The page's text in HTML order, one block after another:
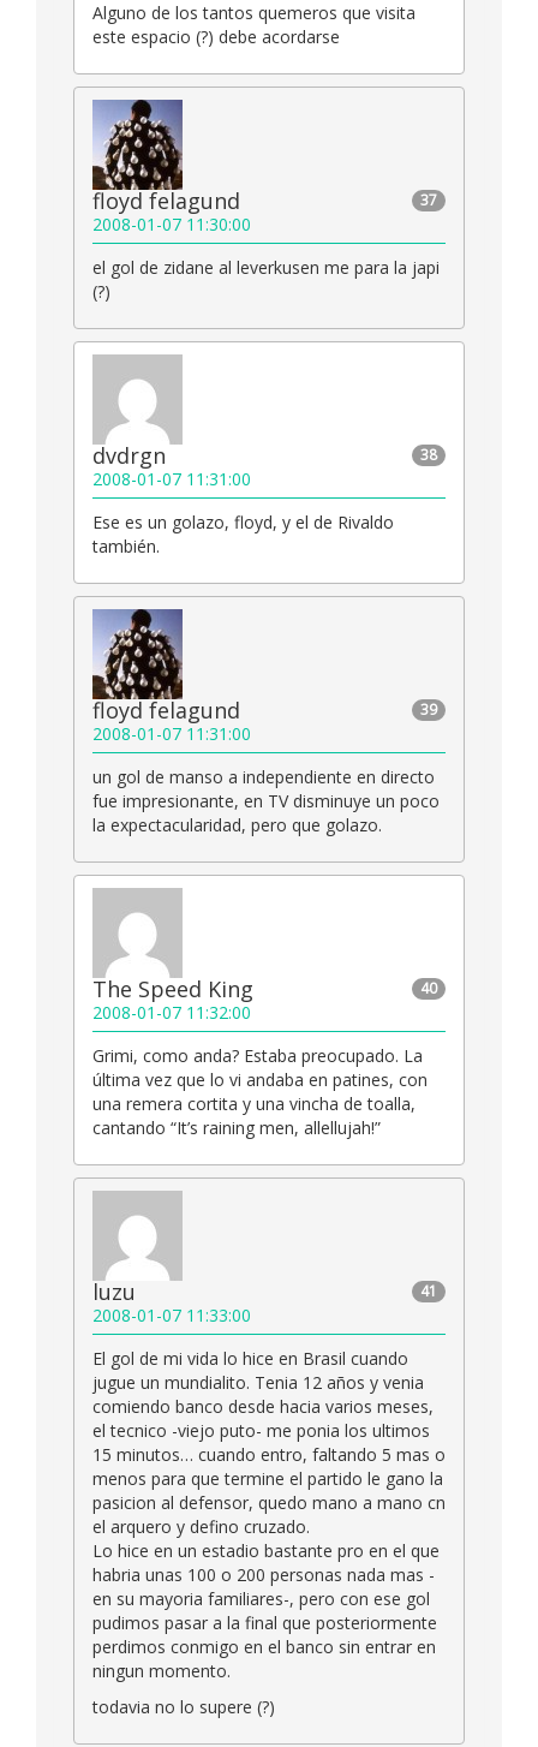
Alguno de los tantos quemeros que visita
este espacio (?) debe acordarse
37
floyd felagund
2008-01-07 11:30:00
el gol de zidane al leverkusen me para la japi
(?)
38
dvdrgn
2008-01-07 11:31:00
Ese es un golazo, floyd, y el de Rivaldo
también.
39
floyd felagund
2008-01-07 11:31:00
un gol de manso a independiente en directo
fue impresionante, en TV disminuye un poco
la expectacularidad, pero que golazo.
40
The Speed King
2008-01-07 11:32:00
Grimi, como anda? Estaba preocupado. La
última vez que lo vi andaba en patines, con
una remera cortita y una vincha de toalla,
cantando “It’s raining men, allellujah!”
41
luzu
2008-01-07 11:33:00
El gol de mi vida lo hice en Brasil cuando
jugue un mundialito. Tenia 12 años y venia
comiendo banco desde hacia varios meses,
el tecnico -viejo puto- me ponia los ultimos
15 minutos… cuando entro, faltando 5 mas o
menos para que termine el partido le gano la
pasicion al defensor, quedo mano a mano cn
el arquero y defino cruzado.
Lo hice en un estadio bastante pro en el que
habria unas 100 o 200 personas nada mas -
en su mayoria familiares-, pero con ese gol
pudimos pasar a la final que posteriormente
perdimos conmigo en el banco sin entrar en
ningun momento.
todavia no lo supere (?)